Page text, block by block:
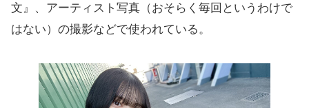
文』、アーティスト写真（おそらく毎回というわけで
はない）の撮影などで使われている。